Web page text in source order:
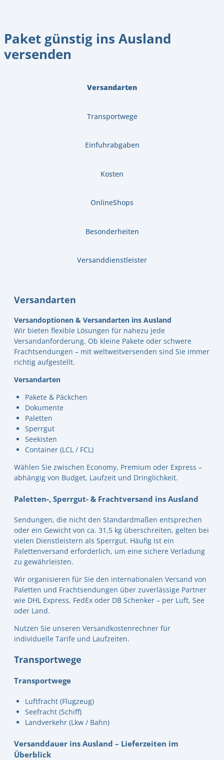
Paket günstig ins Ausland
versenden
Versandarten
Transportwege
Einfuhrabgaben
Kosten
OnlineShops
Besonderheiten
Versanddienstleister
Versandarten
Versandoptionen & Versandarten ins Ausland
Wir bieten flexible Lösungen für nahezu jede
Versandanforderung. Ob kleine Pakete oder schwere
Frachtsendungen – mit weltweitversenden sind Sie immer
richtig aufgestellt.
Versandarten
Pakete & Päckchen
Dokumente
Paletten
Sperrgut
Seekisten
Container (LCL / FCL)
Wählen Sie zwischen Economy, Premium oder Express –
abhängig von Budget, Laufzeit und Dringlichkeit.
Paletten-, Sperrgut- & Frachtversand ins Ausland
Sendungen, die nicht den Standardmaßen entsprechen
oder ein Gewicht von ca. 31,5 kg überschreiten, gelten bei
vielen Dienstleistern als Sperrgut. Häufig ist ein
Palettenversand erforderlich, um eine sichere Verladung
zu gewährleisten.
Wir organisieren für Sie den internationalen Versand von
Paletten und Frachtsendungen über zuverlässige Partner
wie DHL Express, FedEx oder DB Schenker – per Luft, See
oder Land.
Nutzen Sie unseren Versandkostenrechner für
individuelle Tarife und Laufzeiten.
Transportwege
Transportwege
Luftfracht (Flugzeug)
Seefracht (Schiff)
Landverkehr (Lkw / Bahn)
Versanddauer ins Ausland – Lieferzeiten im
Überblick